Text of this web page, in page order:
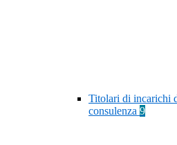
Titolari di incarichi
consulenza 9